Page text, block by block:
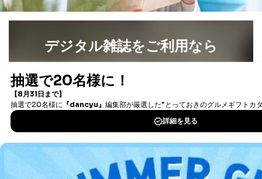
デジタル雑誌をご利用なら
書籍）が無料で読み放題！
DOWNLOAD FOR IOS
DOWNLOAD FOR ANDROID